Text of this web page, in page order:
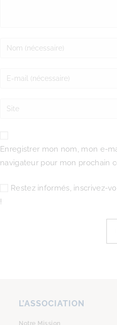
Enregistrer mon nom, mon e-
navigateur pour mon prochain
Restez informés, inscrivez-
!
L’ASSOCIATION
Notre Mission